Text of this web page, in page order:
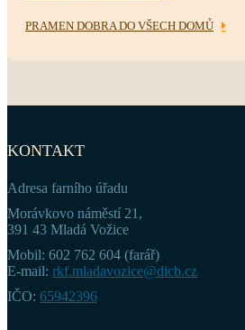
PRAMEN DOBRA DO VŠECH DOMŮ
KONTAKT
Adresa farního úřadu
Morávkovo náměstí 21,
391 43 Mladá Vožice
Mobil: 602 762 604 (farář)
E-mail: rkf.mladavozice@dicb.cz
IČO: 65942396